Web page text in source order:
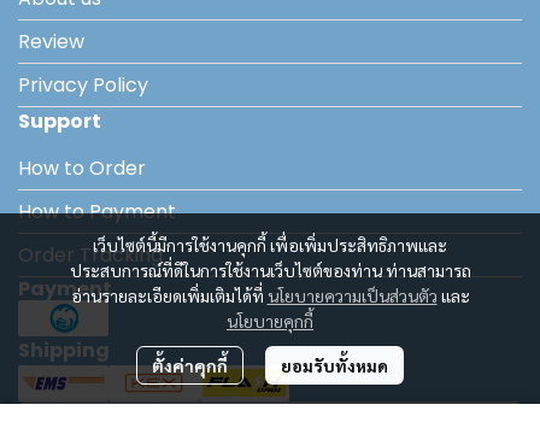
เว็บไซต์นี้มีการใช้งานคุกกี้ เพื่อเพิ่มประสิทธิภาพและ
ประสบการณ์ที่ดีในการใช้งานเว็บไซต์ของท่าน ท่านสามารถ
อ่านรายละเอียดเพิ่มเติมได้ที่ นโยบายความเป็นส่วนตัว และ
นโยบายคุกกี้
ตั้งค่าคุกกี้ ยอมรับทั้งหมด
Review
Privacy Policy
Support
How to Order
How to Payment
Order Tracking
Payment
Shipping